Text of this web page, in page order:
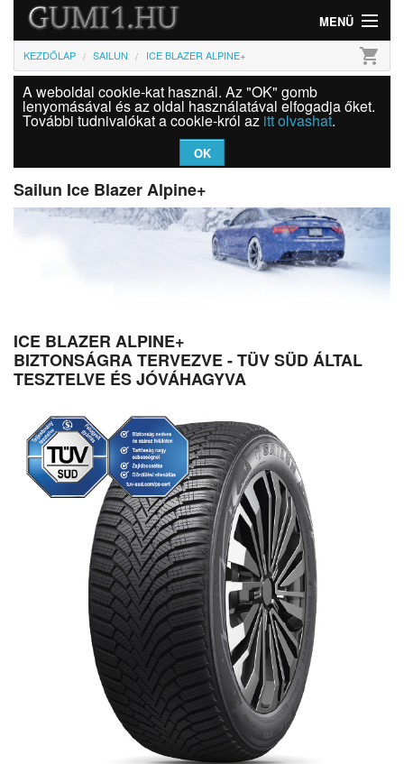
MENÜ
Gumi
Felni
Szolgáltatások
Bejelentkezés
KEZDŐLAP SAILUN ICE BLAZER ALPINE+ shopping_cart
A weboldal cookie-kat használ. Az "OK" gomb
lenyomásával és az oldal használatával elfogadja őket.
További tudnivalókat a cookie-król az itt olvashat.
OK
Sailun Ice Blazer Alpine+
ICE BLAZER ALPINE+
BIZTONSÁGRA TERVEZVE - TÜV SÜD ÁLTAL
TESZTELVE ÉS JÓVÁHAGYVA